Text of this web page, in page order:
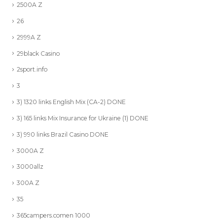
2500A Z
26
2999A Z
29black Casino
2sport.info
3
3) 1320 links English Mix (CA-2) DONE
3) 165 links Mix Insurance for Ukraine (1) DONE
3) 990 links Brazil Casino DONE
3000A Z
3000allz
300A Z
35
365campers.comen 1000